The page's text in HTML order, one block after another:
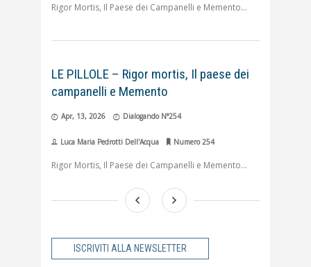
Rigor Mortis, Il Paese dei Campanelli e Memento
LE PILLOLE – Rigor mortis, Il paese dei
campanelli e Memento
Apr, 13, 2026 Dialogando N°254
Luca Maria Pedrotti Dell'Acqua Numero 254
Rigor Mortis, Il Paese dei Campanelli e Memento
ISCRIVITI ALLA NEWSLETTER